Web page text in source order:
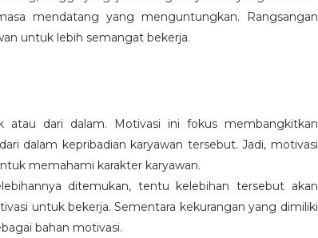
mendatang yang menguntungkan. Rangsangan
untuk lebih semangat bekerja.
atau dari dalam. Motivasi ini fokus membangkitkan
dalam kepribadian karyawan tersebut. Jadi, motivasi
memahami karakter karyawan.
ditemukan, tentu kelebihan tersebut akan
untuk bekerja. Sementara kekurangan yang dimiliki
bahan motivasi.